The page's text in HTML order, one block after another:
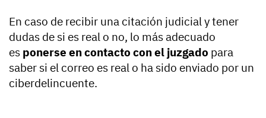
En caso de recibir una citación judicial y tener
dudas de si es real o no, lo más adecuado
es ponerse en contacto con el juzgado para
saber si el correo es real o ha sido enviado por un
ciberdelincuente.